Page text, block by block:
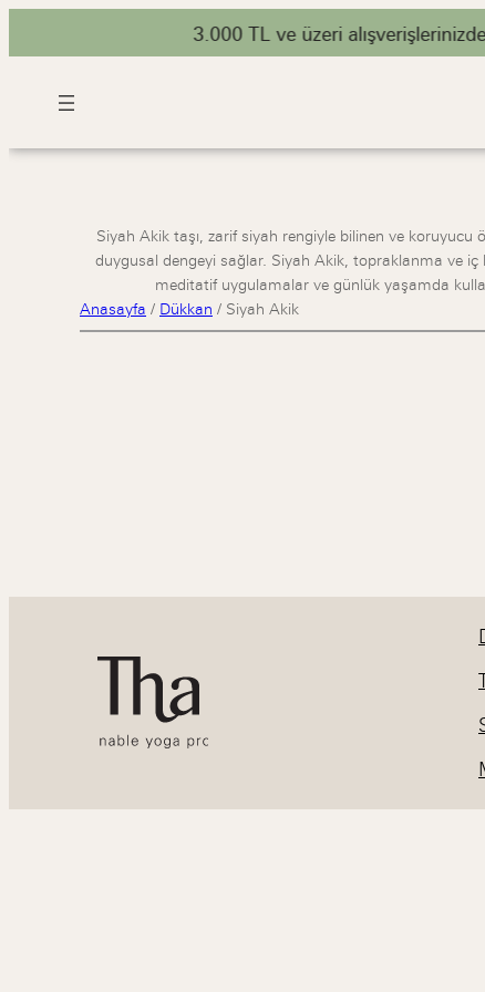
3.000 TL ve üzeri alışverişlerinizde
Siyah Akik taşı, zarif siyah rengiyle bilinen ve koruyucu
duygusal dengeyi sağlar. Siyah Akik, topraklanma ve iç
meditatif uygulamalar ve günlük yaşamda
Anasayfa / Dükkan / Siyah Akik